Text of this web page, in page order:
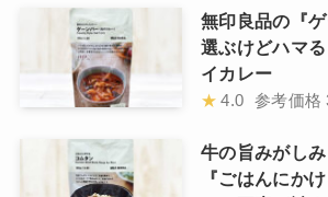
無印良品の『
選ぶけどハマ
イカレー
★ 4.0 参考価格
牛の旨みがし
『ごはんにか